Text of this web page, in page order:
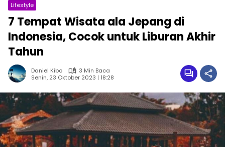
Lifestyle
7 Tempat Wisata ala Jepang di
Indonesia, Cocok untuk Liburan Akhir
Tahun
Daniel Kibo
3 Min Baca
Senin, 23 Oktober 2023 | 18:28